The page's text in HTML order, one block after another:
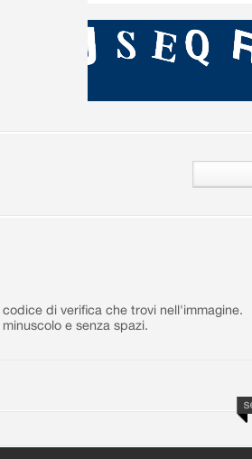
di verifica che trovi nell'immagine.
e senza spazi.